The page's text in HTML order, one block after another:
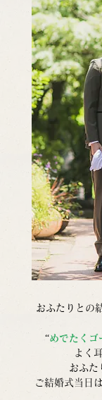
おふたりとの
“めでたくゴ
よく
おふた
ご結婚式当日